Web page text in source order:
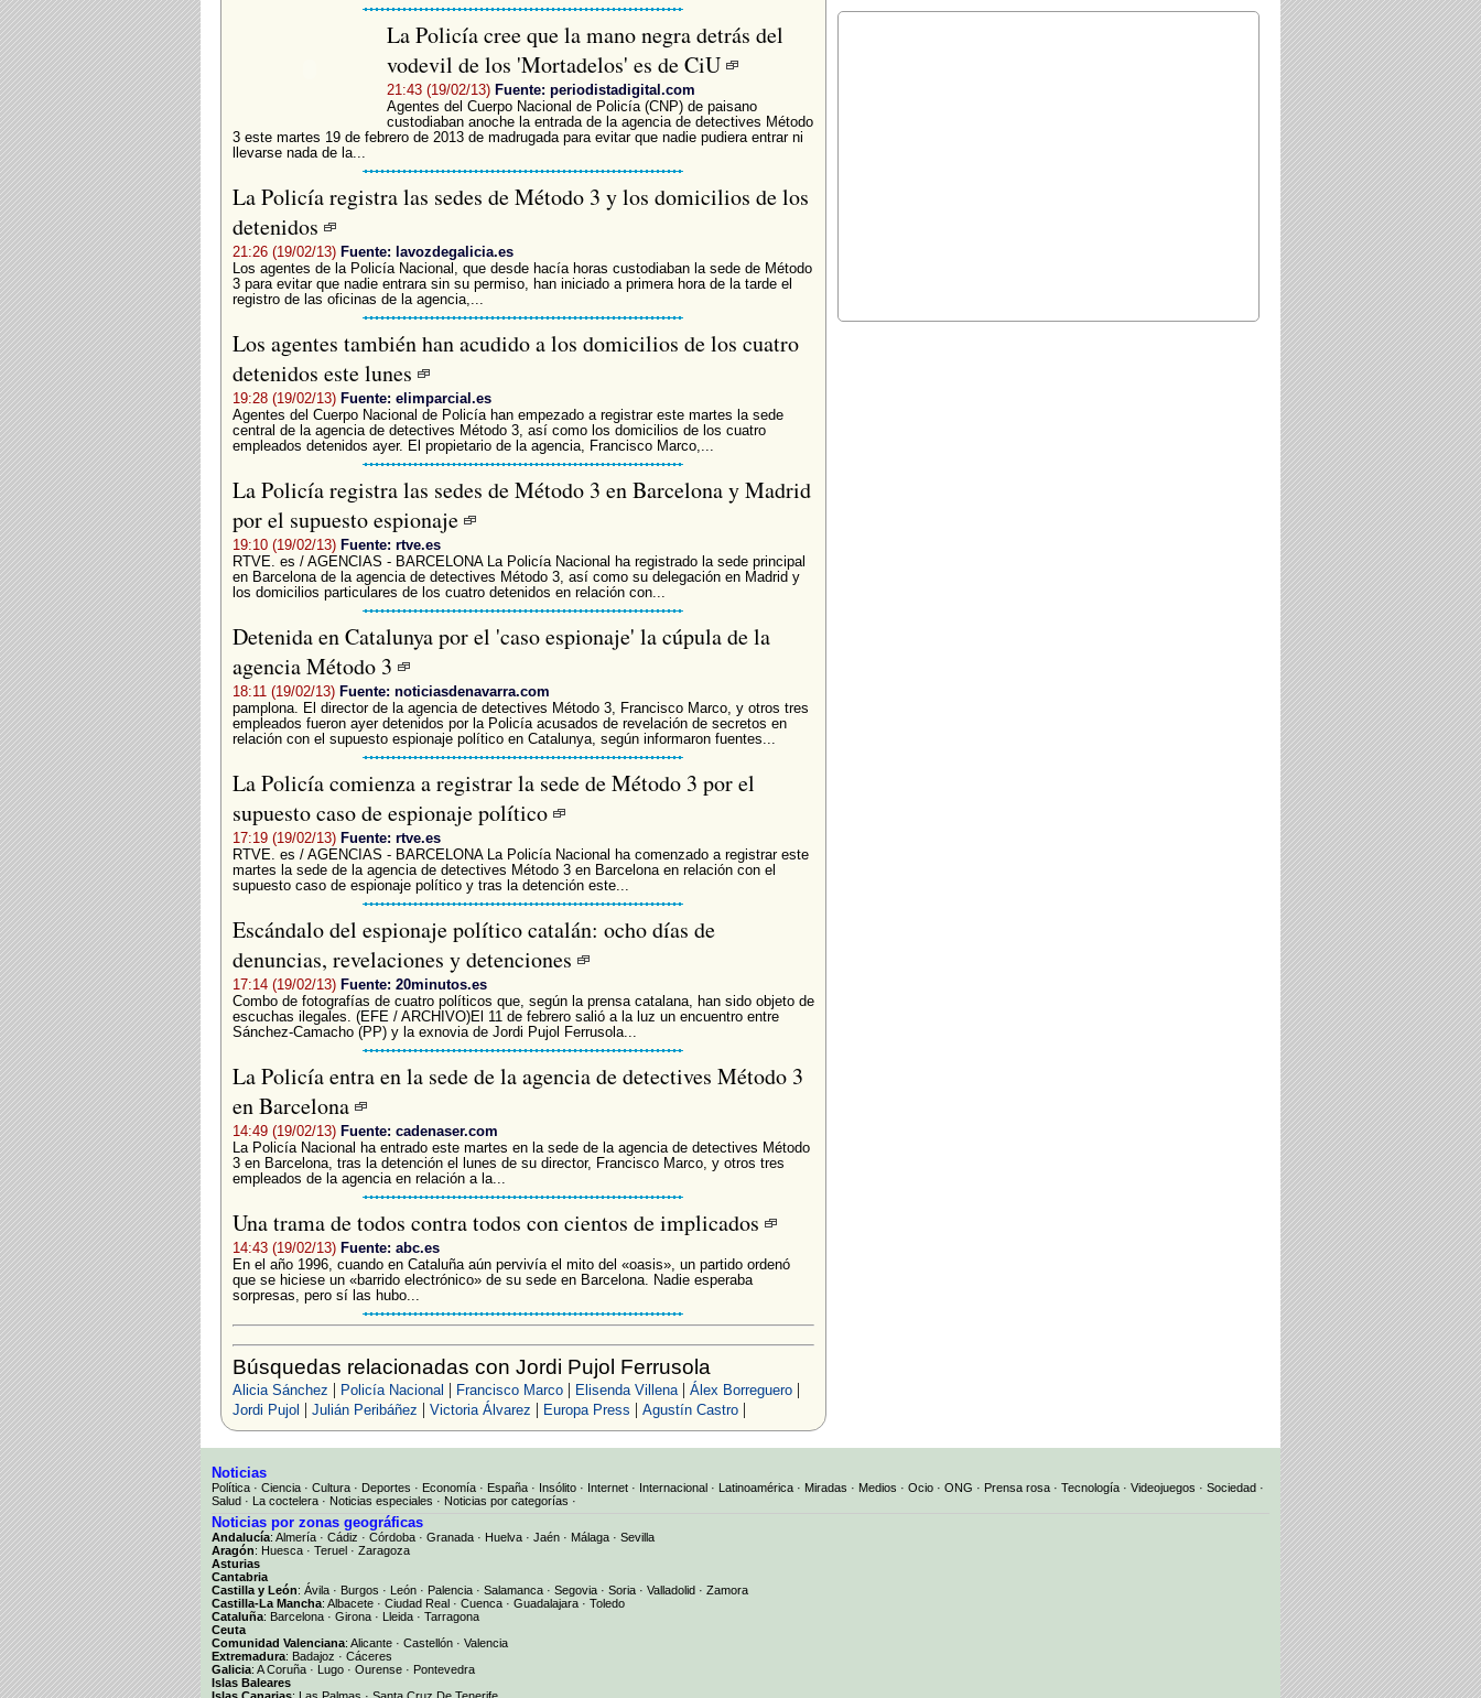
La Policía cree que la mano negra detrás del
vodevil de los 'Mortadelos' es de CiU
21:43 (19/02/13) Fuente: periodistadigital.com
Agentes del Cuerpo Nacional de Policía (CNP) de paisano
custodiaban anoche la entrada de la agencia de detectives Método
3 este martes 19 de febrero de 2013 de madrugada para evitar que nadie pudiera entrar ni
llevarse nada de la...
La Policía registra las sedes de Método 3 y los domicilios de los
detenidos
21:26 (19/02/13) Fuente: lavozdegalicia.es
Los agentes de la Policía Nacional, que desde hacía horas custodiaban la sede de Método
3 para evitar que nadie entrara sin su permiso, han iniciado a primera hora de la tarde el
registro de las oficinas de la agencia,...
Los agentes también han acudido a los domicilios de los cuatro
detenidos este lunes
19:28 (19/02/13) Fuente: elimparcial.es
Agentes del Cuerpo Nacional de Policía han empezado a registrar este martes la sede
central de la agencia de detectives Método 3, así como los domicilios de los cuatro
empleados detenidos ayer. El propietario de la agencia, Francisco Marco,...
La Policía registra las sedes de Método 3 en Barcelona y Madrid
por el supuesto espionaje
19:10 (19/02/13) Fuente: rtve.es
RTVE. es / AGENCIAS - BARCELONA La Policía Nacional ha registrado la sede principal
en Barcelona de la agencia de detectives Método 3, así como su delegación en Madrid y
los domicilios particulares de los cuatro detenidos en relación con...
Detenida en Catalunya por el 'caso espionaje' la cúpula de la
agencia Método 3
18:11 (19/02/13) Fuente: noticiasdenavarra.com
pamplona. El director de la agencia de detectives Método 3, Francisco Marco, y otros tres
empleados fueron ayer detenidos por la Policía acusados de revelación de secretos en
relación con el supuesto espionaje político en Catalunya, según informaron fuentes...
La Policía comienza a registrar la sede de Método 3 por el
supuesto caso de espionaje político
17:19 (19/02/13) Fuente: rtve.es
RTVE. es / AGENCIAS - BARCELONA La Policía Nacional ha comenzado a registrar este
martes la sede de la agencia de detectives Método 3 en Barcelona en relación con el
supuesto caso de espionaje político y tras la detención este...
Escándalo del espionaje político catalán: ocho días de
denuncias, revelaciones y detenciones
17:14 (19/02/13) Fuente: 20minutos.es
Combo de fotografías de cuatro políticos que, según la prensa catalana, han sido objeto de
escuchas ilegales. (EFE / ARCHIVO)El 11 de febrero salió a la luz un encuentro entre
Sánchez-Camacho (PP) y la exnovia de Jordi Pujol Ferrusola...
La Policía entra en la sede de la agencia de detectives Método 3
en Barcelona
14:49 (19/02/13) Fuente: cadenaser.com
La Policía Nacional ha entrado este martes en la sede de la agencia de detectives Método
3 en Barcelona, tras la detención el lunes de su director, Francisco Marco, y otros tres
empleados de la agencia en relación a la...
Una trama de todos contra todos con cientos de implicados
14:43 (19/02/13) Fuente: abc.es
En el año 1996, cuando en Cataluña aún pervivía el mito del «oasis», un partido ordenó
que se hiciese un «barrido electrónico» de su sede en Barcelona. Nadie esperaba
sorpresas, pero sí las hubo...
Búsquedas relacionadas con Jordi Pujol Ferrusola
Alicia Sánchez | Policía Nacional | Francisco Marco| Elisenda Villena| Álex Borreguero|
Jordi Pujol | Julián Peribáñez | Victoria Álvarez | Europa Press | Agustín Castro|
Noticias
Política · Ciencia · Cultura · Deportes · Economía · España · Insólito · Internet · Internacional · Latinoamérica · Miradas · Medios · Ocio · ONG · Prensa rosa · Tecnología · Videojuegos · Sociedad ·
Salud · La coctelera · Noticias especiales · Noticias por categorías ·
Noticias por zonas geográficas
Andalucía: Almería · Cádiz · Córdoba · Granada · Huelva · Jaén · Málaga · Sevilla
Aragón: Huesca · Teruel · Zaragoza
Asturias
Cantabria
Castilla y León: Ávila · Burgos · León · Palencia · Salamanca · Segovia · Soria · Valladolid · Zamora
Castilla-La Mancha: Albacete · Ciudad Real · Cuenca · Guadalajara · Toledo
Cataluña: Barcelona · Girona · Lleida · Tarragona
Ceuta
Comunidad Valenciana: Alicante · Castellón · Valencia
Extremadura: Badajoz · Cáceres
Galicia: A Coruña · Lugo · Ourense · Pontevedra
Islas Baleares